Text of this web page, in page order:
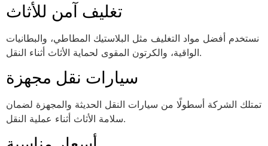
تغليف آمن للأثاث
نستخدم أفضل مواد التغليف مثل البلاستيك المطاطي، والبطانيات
الواقية، والكرتون المقوى لحماية الأثاث أثناء النقل.
سيارات نقل مجهزة
تمتلك الشركة أسطولًا من سيارات النقل الحديثة والمجهزة لضمان
سلامة الأثاث أثناء عملية النقل.